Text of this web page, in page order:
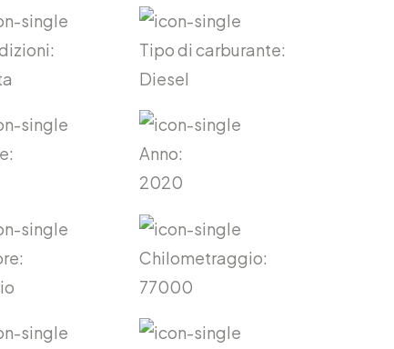
Tipo di carburante:
Diesel
Anno:
2020
Chilometraggio:
77000